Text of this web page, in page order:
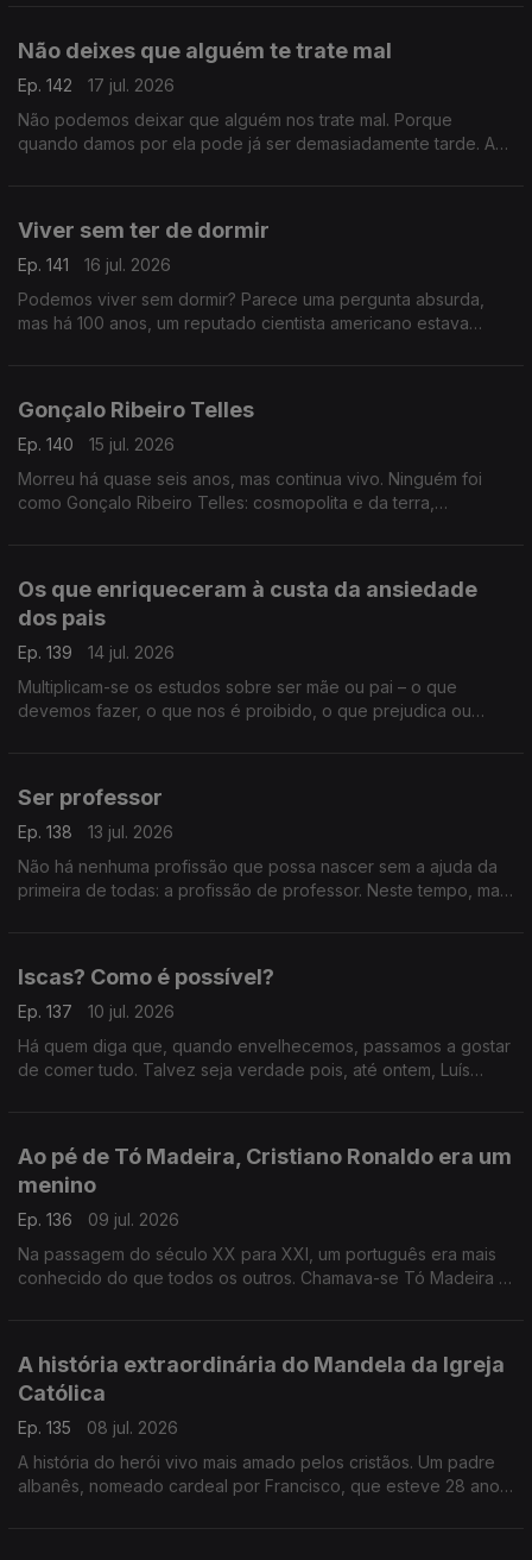
Não deixes que alguém te trate mal
Ep. 142
17 jul. 2026
Não podemos deixar que alguém nos trate mal. Porque
quando damos por ela pode já ser demasiadamente tarde. A
Viver sem ter de dormir
Ep. 141
16 jul. 2026
Podemos viver sem dormir? Parece uma pergunta absurda,
mas há 100 anos, um reputado cientista americano estava
Gonçalo Ribeiro Telles
Ep. 140
15 jul. 2026
Morreu há quase seis anos, mas continua vivo. Ninguém foi
como Gonçalo Ribeiro Telles: cosmopolita e da terra,
Os que enriqueceram à custa da ansiedade
dos pais
Ep. 139
14 jul. 2026
Multiplicam-se os estudos sobre ser mãe ou pai – o que
devemos fazer, o que nos é proibido, o que prejudica ou
Ser professor
Ep. 138
13 jul. 2026
Não há nenhuma profissão que possa nascer sem a ajuda da
primeira de todas: a profissão de professor. Neste tempo, mais
Iscas? Como é possível?
Ep. 137
10 jul. 2026
Há quem diga que, quando envelhecemos, passamos a gostar
de comer tudo. Talvez seja verdade pois, até ontem, Luís
Ao pé de Tó Madeira, Cristiano Ronaldo era um
menino
Ep. 136
09 jul. 2026
Na passagem do século XX para XXI, um português era mais
conhecido do que todos os outros. Chamava-se Tó Madeira e
A história extraordinária do Mandela da Igreja
Católica
Ep. 135
08 jul. 2026
A história do herói vivo mais amado pelos cristãos. Um padre
albanês, nomeado cardeal por Francisco, que esteve 28 anos